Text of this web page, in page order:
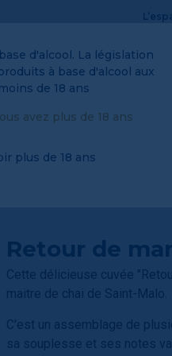
Retour de
Cette délicieuse cuvée
maitre de chai de Saint-Malo.
C'est un assemblage de
sa souplesse et ses notes
d'alcool. La législation
à base d'alcool aux
de 18 ans
avez plus de 18 ans
plus de 18 ans